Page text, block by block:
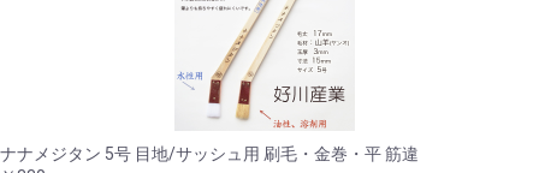
ナナメジタン 5号 目地/サッシュ用 刷毛・金巻・平 筋違